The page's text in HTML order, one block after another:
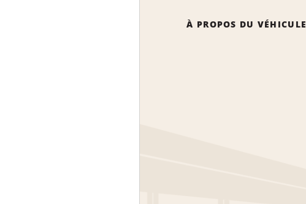
À PROPOS DU VÉHICULE